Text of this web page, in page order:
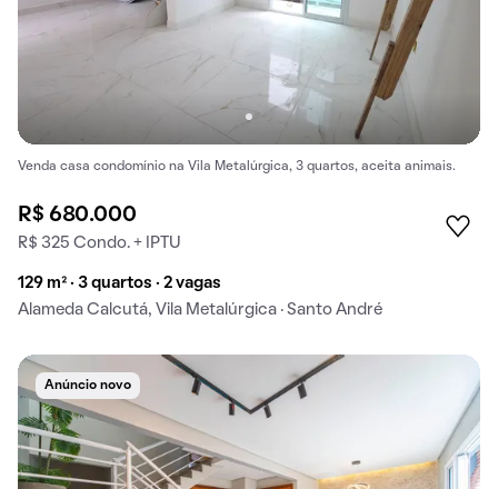
Venda casa condomínio na Vila Metalúrgica, 3 quartos, aceita animais.
R$ 680.000
R$ 325 Condo. + IPTU
129 m² · 3 quartos · 2 vagas
Alameda Calcutá, Vila Metalúrgica · Santo André
Anúncio novo